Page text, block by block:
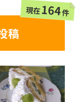
稿
現在164件